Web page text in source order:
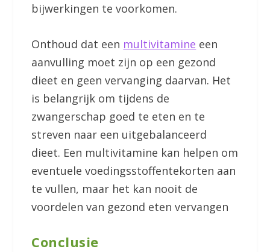
bijwerkingen te voorkomen.
Onthoud dat een multivitamine een
aanvulling moet zijn op een gezond
dieet en geen vervanging daarvan. Het
is belangrijk om tijdens de
zwangerschap goed te eten en te
streven naar een uitgebalanceerd
dieet. Een multivitamine kan helpen om
eventuele voedingsstoffentekorten aan
te vullen, maar het kan nooit de
voordelen van gezond eten vervangen
Conclusie